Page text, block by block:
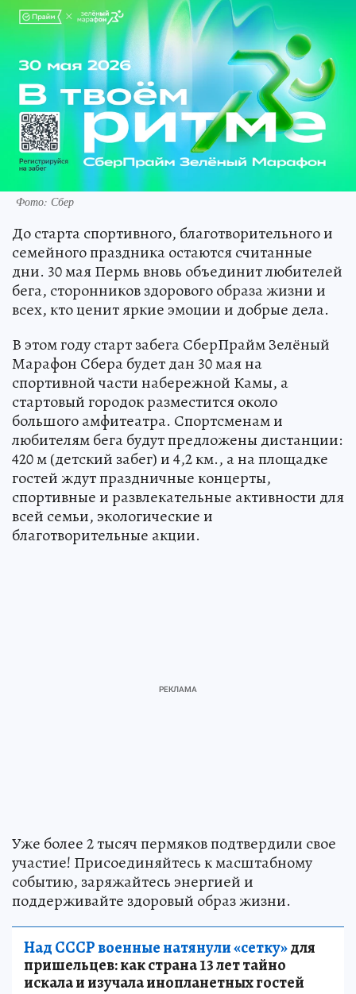
Фото: Сбер
До старта спортивного, благотворительного и
семейного праздника остаются считанные
дни. 30 мая Пермь вновь объединит любителей
бега, сторонников здорового образа жизни и
всех, кто ценит яркие эмоции и добрые дела.
В этом году старт забега СберПрайм Зелёный
Марафон Сбера будет дан 30 мая на
спортивной части набережной Камы, а
стартовый городок разместится около
большого амфитеатра. Спортсменам и
любителям бега будут предложены дистанции:
420 м (детский забег) и 4,2 км., а на площадке
гостей ждут праздничные концерты,
спортивные и развлекательные активности для
всей семьи, экологические и
благотворительные акции.
Уже более 2 тысяч пермяков подтвердили свое
участие! Присоединяйтесь к масштабному
событию, заряжайтесь энергией и
поддерживайте здоровый образ жизни.
Над СССР военные натянули «сетку»для
пришельцев: как страна 13 лет тайно
искала и изучала инопланетных гостей